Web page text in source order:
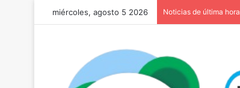
miércoles, agosto 5 2026 Noticias de última hora